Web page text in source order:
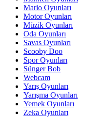
Mario Oyunları
Motor Oyunları
Müzik Oyunları
Oda Oyunları
Savas Oyunları
Scooby Doo
Spor Oyunları
Sünger Bob
Webcam
Yarış Oyunları
Yarışma Oyunları
Yemek Oyunları
Zeka Oyunları